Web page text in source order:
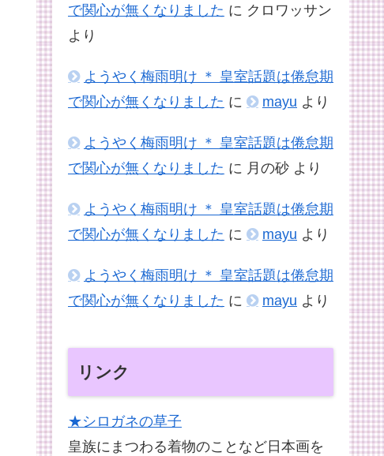
で関心が無くなりました に クロワッサン
より
ようやく梅雨明け ＊ 皇室話題は倦怠期
で関心が無くなりました に mayu より
ようやく梅雨明け ＊ 皇室話題は倦怠期
で関心が無くなりました に 月の砂 より
ようやく梅雨明け ＊ 皇室話題は倦怠期
で関心が無くなりました に mayu より
ようやく梅雨明け ＊ 皇室話題は倦怠期
で関心が無くなりました に mayu より
リンク
★シロガネの草子
皇族にまつわる着物のことなど日本画を